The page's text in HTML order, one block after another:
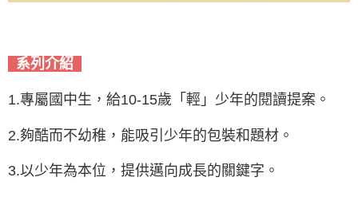
系列介紹
1.專屬國中生，給10-15歲「輕」少年的閱讀提案。
2.夠酷而不幼稚，能吸引少年的包裝和題材。
3.以少年為本位，提供邁向成長的關鍵字。